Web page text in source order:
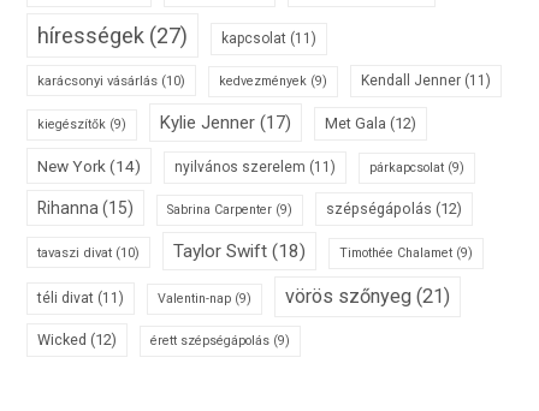
hírességek (27) kapcsolat (11)
karácsonyi vásárlás (10) kedvezmények (9) Kendall Jenner (11)
kiegészítők (9) Kylie Jenner (17) Met Gala (12)
New York (14) nyilvános szerelem (11) párkapcsolat (9)
Rihanna (15) Sabrina Carpenter (9) szépségápolás (12)
tavaszi divat (10) Taylor Swift (18) Timothée Chalamet (9)
téli divat (11) Valentin-nap (9) vörös szőnyeg (21)
Wicked (12) érett szépségápolás (9)